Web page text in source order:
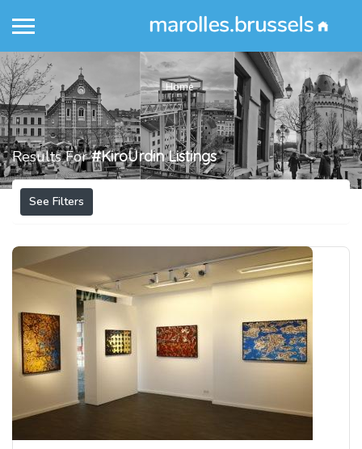
Home
Results For#KiroUrdin Listings
See Filters